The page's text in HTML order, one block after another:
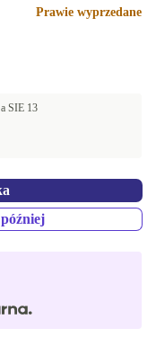
-171,54 zł
+114,03 zł
Prawie wyprzedane
SIE 13